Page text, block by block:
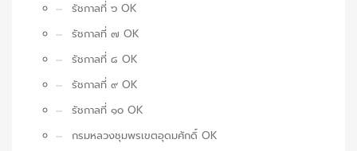
รัชกาลที่ ๖ OK
รัชกาลที่ ๗ OK
รัชกาลที่ ๘ OK
รัชกาลที่ ๙ OK
รัชกาลที่ ๑๐ OK
กรมหลวงชุมพรเขตอุดมศักดิ์ OK